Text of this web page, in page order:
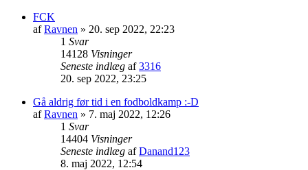
FCK
afRavnen » 20. sep 2022, 22:23
1 Svar
14128 Visninger
Seneste indlæg af3316
20. sep 2022, 23:25
Gå aldrig før tid i en fodboldkamp :-D
afRavnen » 7. maj 2022, 12:26
1 Svar
14404 Visninger
Seneste indlæg afDanand123
8. maj 2022, 12:54